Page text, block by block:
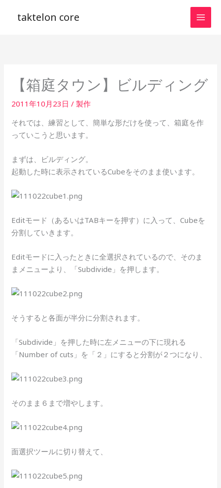
taktelon core
【箱庭タウン】ビルディング
2011年10月23日/製作
それでは、練習として、簡単な形だけを使って、箱庭を作
っていこうと思います。
まずは、ビルディング。
起動した時に表示されているCubeをそのまま使います。
Editモード（あるいはTABキーを押す）に入って、Cubeを
分割していきます。
Editモードに入ったときに全選択されているので、そのま
まメニューより、「Subdivide」を押します。
そうすると各面が半分に分割されます。
「Subdivide」を押した時に左メニューの下に現れる
「Number of cuts」を「２」にすると分割が２つになり、
そのまま６まで増やします。
面選択ツールに切り替えて、